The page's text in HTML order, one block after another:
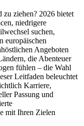
zu ziehen? 2026 bietet
niedrigere
suchen,
europäischen
Angeboten
die Abenteuer
fühlen – die Wahl
Leitfaden beleuchtet
Karriere,
Passung und
mit Ihren Zielen